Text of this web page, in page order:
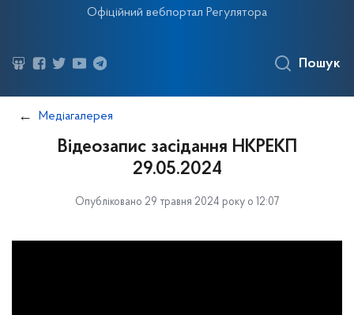
Офіційний вебпортал Регулятора
Пошук
Медіагалерея
Відеозапис засідання НКРЕКП
29.05.2024
Опубліковано 29 травня 2024 року о 12:07